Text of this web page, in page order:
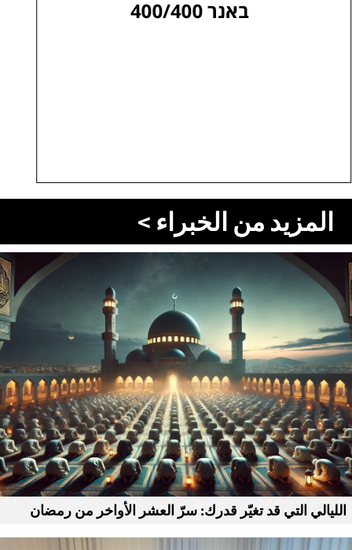
المزيد من الخبراء >
الليالي التي قد تغيّر قدرك: سرّ العشر الأواخر من رمضان